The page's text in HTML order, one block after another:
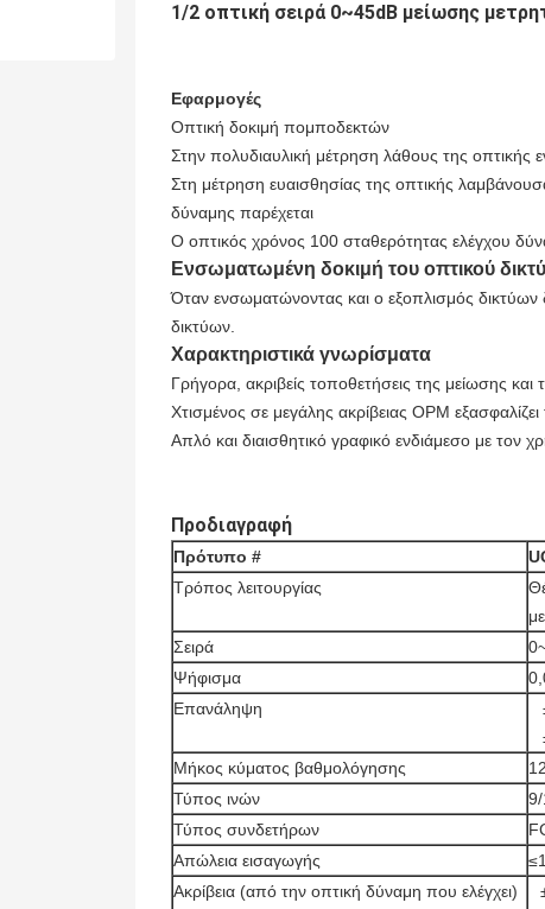
1/2 οπτική σειρά 0~45dB μείωσης
Εφαρμογές
Οπτική δοκιμή πομποδεκτών
Στην πολυδιαυλική μέτρηση λάθους της οπτικής
Στη μέτρηση ευαισθησίας της οπτικής
δύναμης παρέχεται
Ο οπτικός χρόνος 100 σταθερότητας ελέγχου
Ενσωματωμένη δοκιμή του οπτικού
Όταν ενσωματώνοντας και ο εξοπλισμός δικτύων
δικτύων.
Χαρακτηριστικά γνωρίσματα
Γρήγορα, ακριβείς τοποθετήσεις της μείωσης
Χτισμένος σε μεγάλης ακρίβειας OPM
Απλό και διαισθητικό γραφικό ενδιάμεσο με τον
Προδιαγραφή
Πρότυπο #
Τρόπος λειτουργίας
Σειρά
Ψήφισμα
Επανάληψη
Μήκος κύματος βαθμολόγησης
Τύπος ινών
9/
Τύπος συνδετήρων
Απώλεια εισαγωγής
Ακρίβεια (από την οπτική δύναμη που ελέγχει)